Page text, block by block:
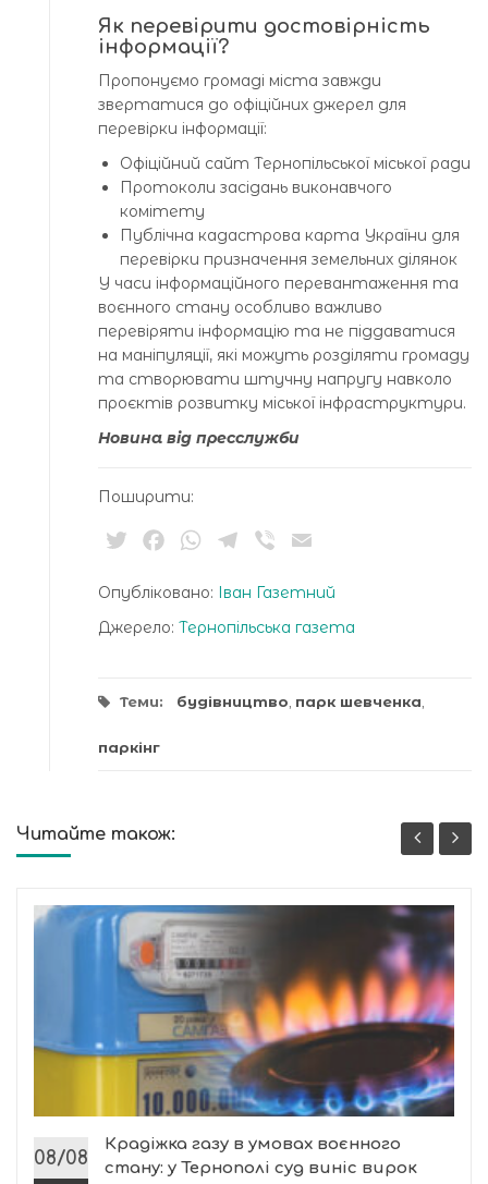
Як перевірити достовірність
інформації?
Пропонуємо громаді міста завжди
звертатися до офіційних джерел для
перевірки інформації:
Офіційний сайт Тернопільської міської ради
Протоколи засідань виконавчого
комітету
Публічна кадастрова карта України для
перевірки призначення земельних ділянок
У часи інформаційного перевантаження та
воєнного стану особливо важливо
перевіряти інформацію та не піддаватися
на маніпуляції, які можуть розділяти громаду
та створювати штучну напругу навколо
проєктів розвитку міської інфраструктури.
Новина від пресслужби
Поширити:
TwitterFacebookWhatsApp
Telegram
Viber
Опубліковано: Іван Газетний
Джерело: Тернопільська газета
Теми: будівництво, парк шевченка,
паркінг
Читайте також:
08/08
Крадіжка газу в умовах воєнного
стану: у Тернополі суд виніс вирок